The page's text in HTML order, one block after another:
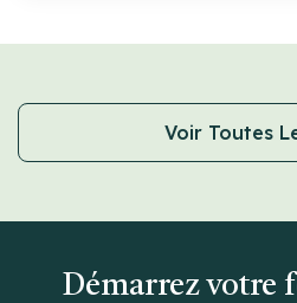
Voir Toutes
Démarrez votre